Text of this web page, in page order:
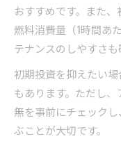
おすすめです。また、
燃料消費量（1時間あ
テナンスのしやすさも
初期投資を抑えたい
もあります。ただし
無を事前にチェック
ぶことが大切です。